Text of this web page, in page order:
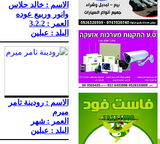
الاسم : خالد حلاس
وانور وربيع عوده
العمر : 3.2.2
البلد : عبلين
الاسم : رودينة تامر
ميرم
العمر : شهر
البلد : عبلين